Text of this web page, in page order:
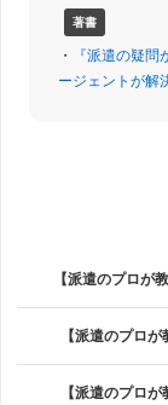
著書
・ 『派遣の疑問
ージェントが解
【派遣のプロが
【派遣のプロ
【派遣のプロ